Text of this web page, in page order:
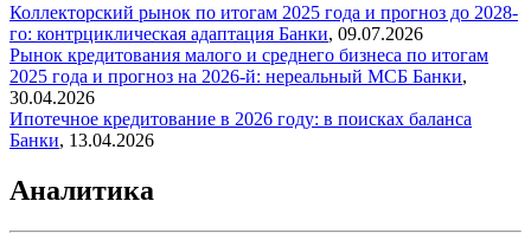
Коллекторский рынок по итогам 2025 года и прогноз до 2028-
го: контрциклическая адаптация Банки, 09.07.2026
Рынок кредитования малого и среднего бизнеса по итогам
2025 года и прогноз на 2026-й: нереальный МСБ Банки,
30.04.2026
Ипотечное кредитование в 2026 году: в поисках баланса
Банки, 13.04.2026
Аналитика